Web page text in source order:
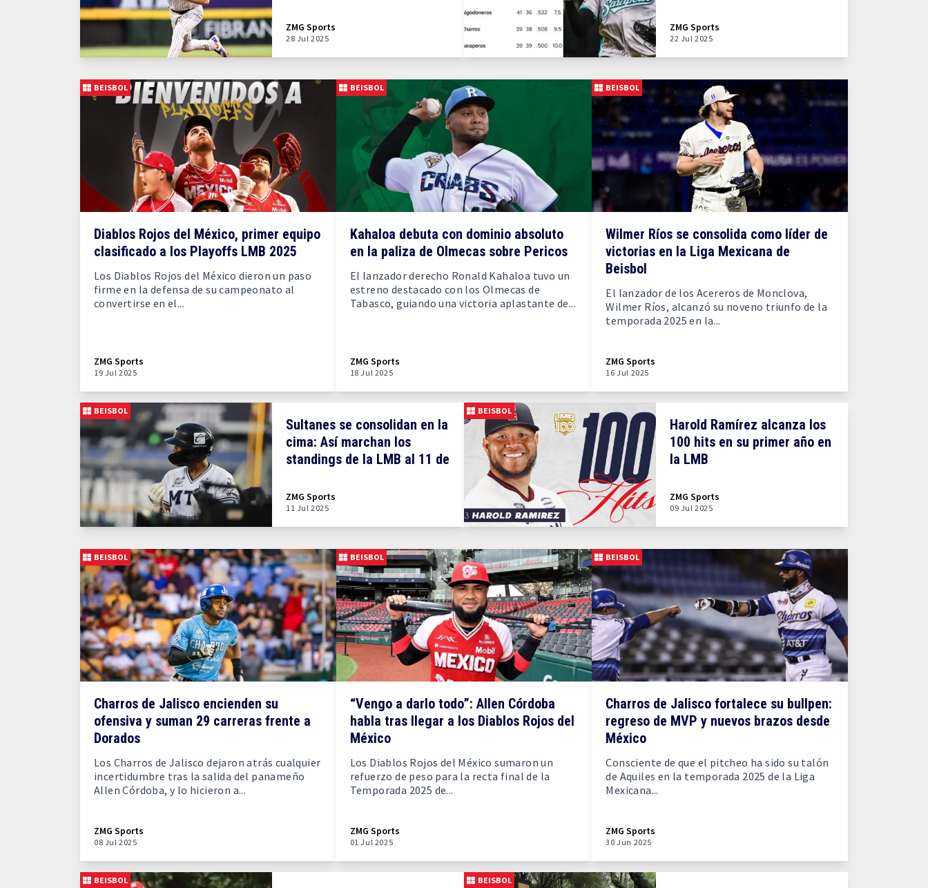
ZMG Sports
28 Jul 2025
ZMG Sports
22 Jul 2025
BEISBOL
Diablos Rojos del México, primer equipo
clasificado a los Playoffs LMB 2025
Los Diablos Rojos del México dieron un paso
firme en la defensa de su campeonato al
convertirse en el...
ZMG Sports
19 Jul 2025
BEISBOL
Kahaloa debuta con dominio absoluto
en la paliza de Olmecas sobre Pericos
El lanzador derecho Ronald Kahaloa tuvo un
estreno destacado con los Olmecas de
Tabasco, guiando una victoria aplastante de...
ZMG Sports
18 Jul 2025
BEISBOL
Wilmer Ríos se consolida como líder de
victorias en la Liga Mexicana de
Beisbol
El lanzador de los Acereros de Monclova,
Wilmer Ríos, alcanzó su noveno triunfo de la
temporada 2025 en la...
ZMG Sports
16 Jul 2025
BEISBOL
Sultanes se consolidan en la
cima: Así marchan los
standings de la LMB al 11 de
ZMG Sports
11 Jul 2025
BEISBOL
Harold Ramírez alcanza los
100 hits en su primer año en
la LMB
ZMG Sports
09 Jul 2025
BEISBOL
Charros de Jalisco encienden su
ofensiva y suman 29 carreras frente a
Dorados
Los Charros de Jalisco dejaron atrás cualquier
incertidumbre tras la salida del panameño
Allen Córdoba, y lo hicieron a...
ZMG Sports
08 Jul 2025
BEISBOL
“Vengo a darlo todo”: Allen Córdoba
habla tras llegar a los Diablos Rojos del
México
Los Diablos Rojos del México sumaron un
refuerzo de peso para la recta final de la
Temporada 2025 de...
ZMG Sports
01 Jul 2025
BEISBOL
Charros de Jalisco fortalece su bullpen:
regreso de MVP y nuevos brazos desde
México
Consciente de que el pitcheo ha sido su talón
de Aquiles en la temporada 2025 de la Liga
Mexicana...
ZMG Sports
30 Jun 2025
BEISBOL BEISBOL